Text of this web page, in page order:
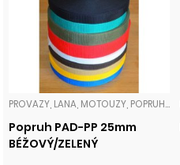
PROVAZY, LANA, MOTOUZY, POPRUHY
Popruh PAD-PP 25mm
BÉŽOVÝ/ZELENÝ